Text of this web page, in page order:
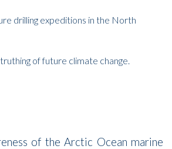
drilling expeditions in the North
of future climate change.
of the Arctic Ocean marine